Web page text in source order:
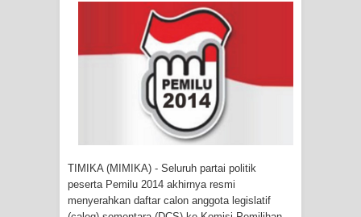
Tiga Personel Polresta Jayapura Kota
Jalani Sidang BP4R di Jayapura
Kapolresta Jayapura Kota
Mengapresiasi Antusiasme Warga
Saat Nonton Bareng Final Piala Dunia
2026 di Lapangan Karang PTC Entrop
Kebakaran Hanguskan Satu Rumah
TIMIKA (MIMIKA) - Seluruh partai politik
peserta Pemilu 2014 akhirnya resmi
menyerahkan daftar calon anggota legislatif